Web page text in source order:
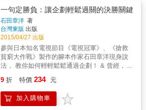
牌，來購物的」或是「顧客是根據價格決定要
購買的商品的」。 而事實上，無論是想著品牌
來購物的顧客，或是由於更為便宜的價格而購
買，這樣的動機都是非常少的。 「大多數的顧
客並不是先決定了品牌再來購物的，也不是在
賣場中根據價格決定買什麼。」這才是事實。
但這個事實並沒有被充分認識到，它一直被思
維定式束縛著。 透過顧客在商場內的購物籃分
析，發現了賣場中購物籃的重要性，發現了商
品在賣場中的相互關係，而商品之間的相互關
係影響了客戶手中的購物籃，也就影響了商店
的命運，從此管理重點不再是單個商品，而是
when.&rdquo; 美國人好興訴訟、歐洲人要求品
質、 日本人嚴守交易原則、中東人不愛與賣方
直接接洽， 各國民情大不同，這時你需要用
「對的方法」！ 你認為極具冠軍相的產品，在
展場有可能乏人問津， 反之，不被看好或拿來
充數的產品，卻大爆冷門！ 這時你需要知道如
何挑選「對的產品」。 好的攤位就像好的風
水，走道左邊好還是右邊優？ 選對攤位，人潮
與錢潮會一起來卡位。 & 本書從展前規劃、攤
展場佈置、展中服務、談判技巧、展後分析及
後續工作等，作者將多年來的參展經驗化為專
一句定勝負：讓企劃輕鬆過關的決勝關鍵
石田章洋 著
台灣東販 出版
2015/04/27 出版
參與日本知名電視節目《電視冠軍》、《搶救
貧窮大作戰》製作的腳本作家石田章洋現身說
法， 教你如何輕輕鬆鬆通過企劃！ & 曾經，他
加企劃會議而被封殺 直到那一天
&hellip;&hellip; 戲劇性的變化， 讓他再也沒有
一個企劃不通過！ 從此平步青雲，不斷製作出
9 折 特價 234 元
加入購物車